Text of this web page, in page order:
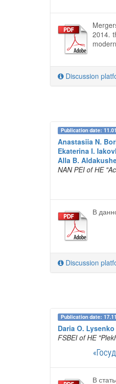
2014.
Discussion
Publication date:
Anastasiia N.
Ekaterina I.
Alla B.
NAN PEI of HE
В
Discussion
Publication date:
Daria O. Lysenko
FSBEI of HE
В